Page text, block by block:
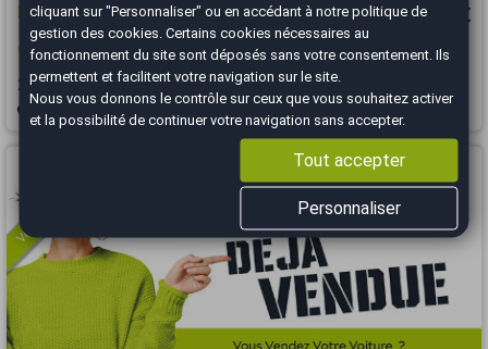
Mercedes CLASSE E 17 990 €
Coupé 220 d 2.0 d 16V 9G-TRONIC 194 cv Boîte auto
2017 165888 km DIESEL Automatique
Guadeloupe - 97122
Vous arrivez trop tard
cliquant sur "Personnaliser" ou en accédant à notrepolitique de
gestion des cookies . Certains cookies nécessaires au
fonctionnement du site sont déposés sans votre consentement. Ils
permettent et facilitent votre navigation sur le site.
Nous vous donnons le contrôle sur ceux que vous souhaitez activer
et la possibilité de continuer votre navigation sans accepter.
Tout accepter
Personnaliser